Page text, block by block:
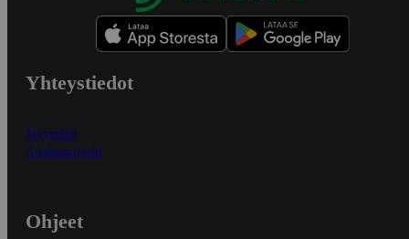
Yhteystiedot
Myymälät
Asiakaspalvelu
Ohjeet